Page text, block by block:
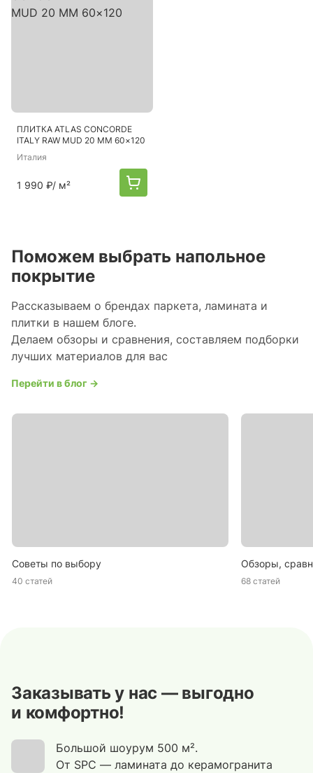
ПЛИТКА ATLAS CONCORDE
ITALY RAW MUD 20 MM 60×120
Италия
1 990 ₽/ м²
Поможем выбрать напольное
покрытие
Рассказываем о брендах паркета, ламината и
плитки в нашем блоге.
Делаем обзоры и сравнения, составляем подборки
лучших материалов для вас
Перейти в блог →
Советы по выбору
40 статей
Обзоры,
68 статей
Заказывать у нас — выгодно
и комфортно!
Большой шоурум 500 м².
От SPC — ламината до керамогранита